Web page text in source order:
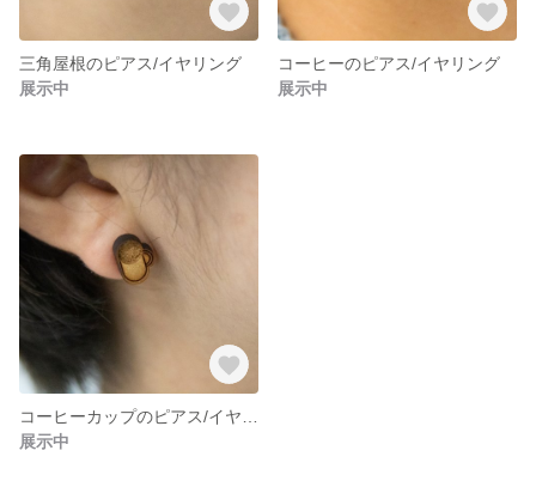
三角屋根のピアス/イヤリング
展示中
コーヒーのピアス/イヤリング
展示中
展示中